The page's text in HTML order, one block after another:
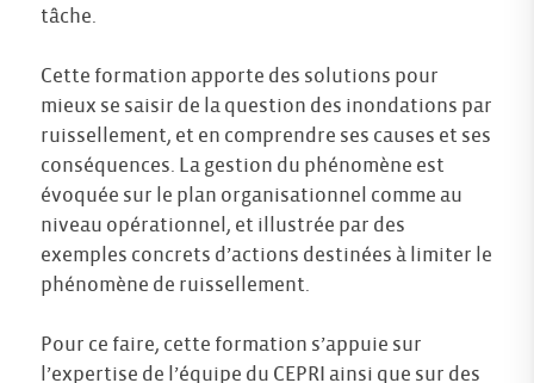
tâche.
Cette formation apporte des solutions pour
mieux se saisir de la question des inondations par
ruissellement, et en comprendre ses causes et ses
conséquences. La gestion du phénomène est
évoquée sur le plan organisationnel comme au
niveau opérationnel, et illustrée par des
exemples concrets d’actions destinées à limiter le
phénomène de ruissellement.
Pour ce faire, cette formation s’appuie sur
l’expertise de l’équipe du CEPRI ainsi que sur des